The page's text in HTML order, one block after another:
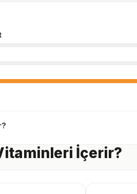
İçerir?